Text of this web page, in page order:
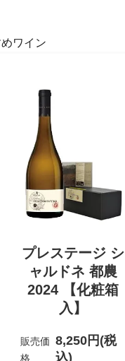
ワイン
プレステージ シ
ャルドネ 都農
2024 【化粧箱
入】
販売価
格
8,250円(税
込)